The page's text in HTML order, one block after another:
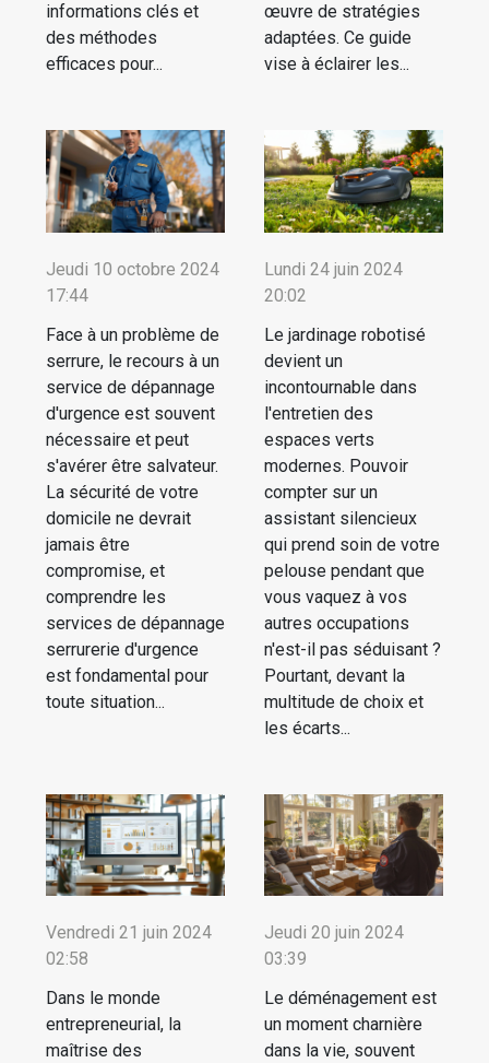
informations clés et
des méthodes
efficaces pour...
œuvre de stratégies
adaptées. Ce guide
vise à éclairer les...
Jeudi 10 octobre 2024
17:44
Face à un problème de
serrure, le recours à un
service de dépannage
d'urgence est souvent
nécessaire et peut
s'avérer être salvateur.
La sécurité de votre
domicile ne devrait
jamais être
compromise, et
comprendre les
services de dépannage
serrurerie d'urgence
est fondamental pour
toute situation...
Lundi 24 juin 2024
20:02
Le jardinage robotisé
devient un
incontournable dans
l'entretien des
espaces verts
modernes. Pouvoir
compter sur un
assistant silencieux
qui prend soin de votre
pelouse pendant que
vous vaquez à vos
autres occupations
n'est-il pas séduisant ?
Pourtant, devant la
multitude de choix et
les écarts...
Vendredi 21 juin 2024
02:58
Dans le monde
entrepreneurial, la
maîtrise des
Jeudi 20 juin 2024
03:39
Le déménagement est
un moment charnière
dans la vie, souvent